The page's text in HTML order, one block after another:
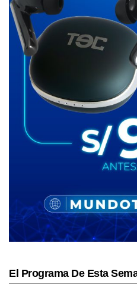
El Programa De Esta